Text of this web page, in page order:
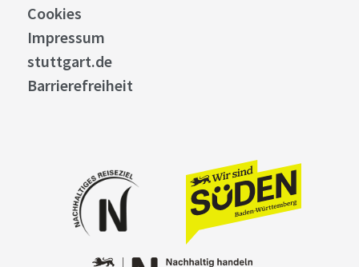
Cookies
Impressum
stuttgart.de
Barrierefreiheit